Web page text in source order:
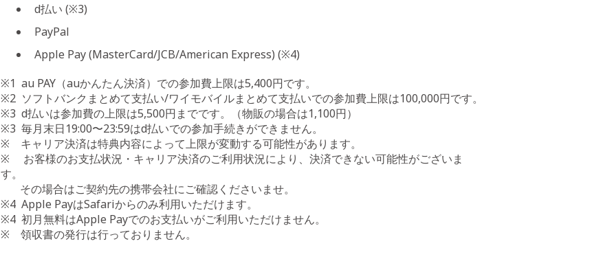
d払い (※3)
PayPal
Apple Pay (MasterCard/JCB/American Express) (※4)
※1 au PAY（auかんたん決済）での参加費上限は5,400円です。
※2 ソフトバンクまとめて支払い/ワイモバイルまとめて支払いでの参加費上限は100,000円です。
※3 d払いは参加費の上限は5,500円までです。（物販の場合は1,100円）
※3 毎月末日19:00〜23:59はd払いでの参加手続きができません。
※ キャリア決済は特典内容によって上限が変動する可能性があります。
※ お客様のお支払状況・キャリア決済のご利用状況により、決済できない可能性がございま
す。
その場合はご契約先の携帯会社にご確認くださいませ。
※4 Apple PayはSafariからのみ利用いただけます。
※4 初月無料はApple Payでのお支払いがご利用いただけません。
※ 領収書の発行は行っておりません。